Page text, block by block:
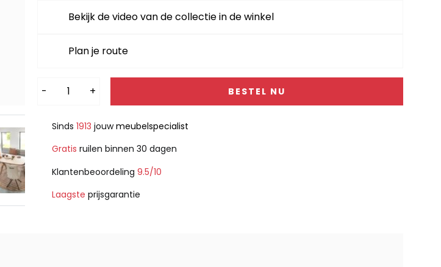
Bekijk de video van de collectie in de winkel
Plan je route
- + BESTEL NU
Alternative:
Sinds 1913 jouwmeubelspecialist
Gratis ruilen binnen 30 dagen
Klantenbeoordeling 9.5/10
Laagste prijsgarantie